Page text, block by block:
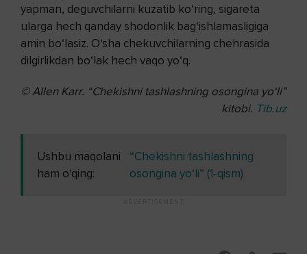
yapman, deguvchilarni kuzatib ko‘ring, sigareta
ularga hech qanday shodonlik bag‘ishlamasligiga
amin bo‘lasiz. O‘sha chekuvchilarning chehrasida
dilgirlikdan bo‘lak hech vaqo yo‘q.
© Allen Karr. “Chekishni tashlashning osongina yo‘li”
kitobi. Tib.uz
Ushbu maqolani
ham o'qing:
“Chekishni tashlashning
osongina yo‘li” (1-qism)